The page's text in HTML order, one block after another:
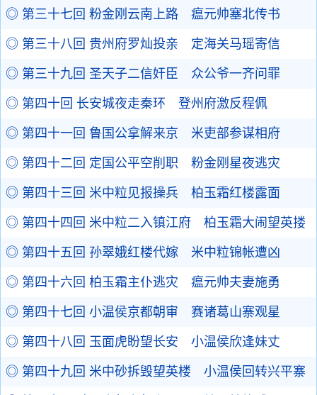
◎ 第三十七回 粉金刚云南上路 瘟元帅塞北传书
◎ 第三十八回 贵州府罗灿投亲 定海关马瑶寄信
◎ 第三十九回 圣天子二信奸臣 众公爷一齐问罪
◎ 第四十回 长安城夜走秦环 登州府激反程佩
◎ 第四十一回 鲁国公拿解来京 米吏部参谋相府
◎ 第四十二回 定国公平空削职 粉金刚星夜逃灾
◎ 第四十三回 米中粒见报操兵 柏玉霜红楼露面
◎ 第四十四回 米中粒二入镇江府 柏玉霜大闹望英搂
◎ 第四十五回 孙翠娥红楼代嫁 米中粒锦帐遭凶
◎ 第四十六回 柏玉霜主仆逃灾 瘟元帅夫妻施勇
◎ 第四十七回 小温侯京都朝审 赛诸葛山寨观星
◎ 第四十八回 玉面虎盼望长安 小温侯欣逢妹丈
◎ 第四十九回 米中砂拆毁望英楼 小温侯回转兴平寨